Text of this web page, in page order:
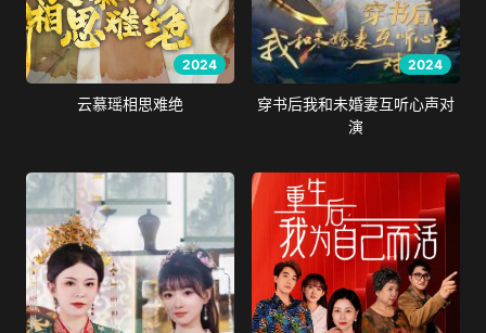
2024
云慕瑶相思难绝
2024
穿书后我和未婚妻互听心声对
演